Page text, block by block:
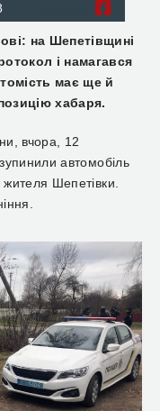
на Шепетівщині
і намагався
має ще й
хабаря.
вчора, 12
автомобіль
Шепетівки.